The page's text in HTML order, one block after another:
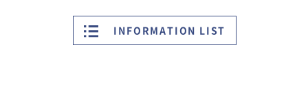
INFORMATION LIST